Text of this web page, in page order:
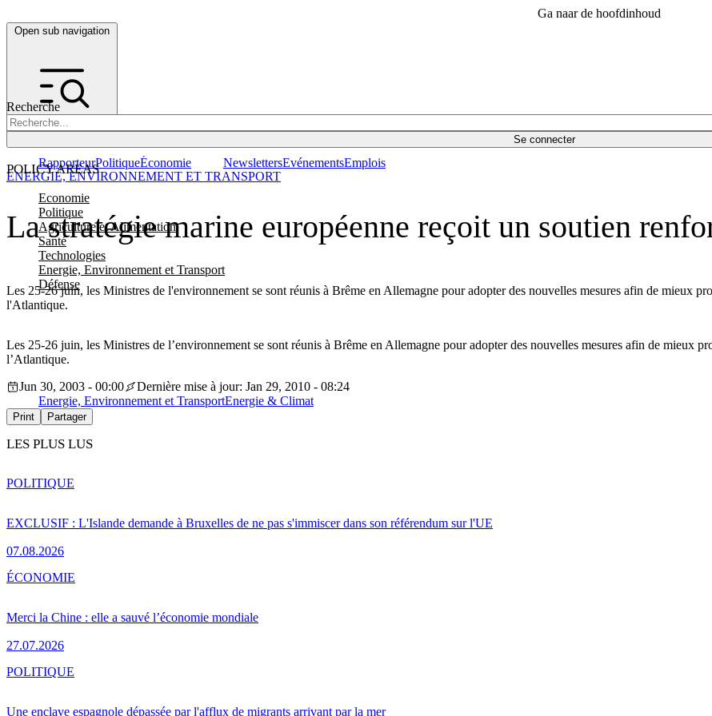
Ga naar de hoofdinhoud
Open sub navigation
Recherche
Se connecter
POLICY AREAS
Economie
Politique
Agriculture et Alimentation
Santé
Technologies
Energie, Environnement et Transport
Défense
RapporteurPolitiqueÉconomie NewslettersEvénementsEmplois
La stratégie marine européenne reçoit un soutien
Les 25-26 juin, les Ministres de l'environnement se sont réunis à Brême en Allemagne pour adopter des nouvelles mesures afin de mieux
l'Atlantique.
ENERGIE, ENVIRONNEMENT ET TRANSPORT
Les 25-26 juin, les Ministres de l’environnement se sont réunis à Brême en Allemagne pour adopter des nouvelles mesures afin de mieux
l’Atlantique.
Jun 30, 2003 - 00:00
Dernière mise à jour: Jan 29, 2010 - 08:24
Energie, Environnement et TransportEnergie & Climat
Print Partager
LES PLUS LUS
EXCLUSIF : L'Islande demande à Bruxelles de ne pas s'immiscer dans son référendum sur l'UE
07.08.2026
POLITIQUE
Merci la Chine : elle a sauvé l’économie mondiale
27.07.2026
ÉCONOMIE
Une enclave espagnole dépassée par l'afflux de migrants arrivant par la mer
POLITIQUE